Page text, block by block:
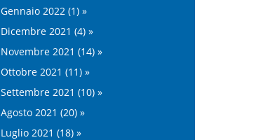
Gennaio 2022 (1) »
Dicembre 2021 (4) »
Novembre 2021 (14) »
Ottobre 2021 (11) »
Settembre 2021 (10) »
Agosto 2021 (20) »
Luglio 2021 (18) »